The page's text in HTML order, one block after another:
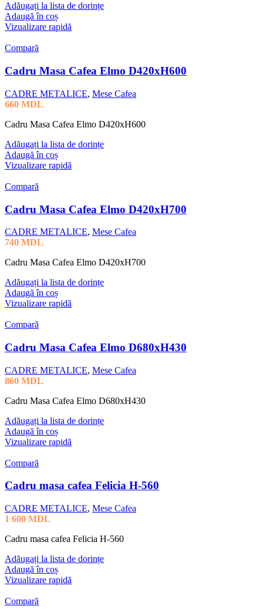
Adăugați la lista de dorințe
Adaugă în coș
Vizualizare rapidă
Compară
Cadru Masa Cafea Elmo D420xH600
CADRE METALICE, Mese Cafea
660 MDL
Cadru Masa Cafea Elmo D420xH600
Adăugați la lista de dorințe
Adaugă în coș
Vizualizare rapidă
Compară
Cadru Masa Cafea Elmo D420xH700
CADRE METALICE, Mese Cafea
740 MDL
Cadru Masa Cafea Elmo D420xH700
Adăugați la lista de dorințe
Adaugă în coș
Vizualizare rapidă
Compară
Cadru Masa Cafea Elmo D680xH430
CADRE METALICE, Mese Cafea
860 MDL
Cadru Masa Cafea Elmo D680xH430
Adăugați la lista de dorințe
Adaugă în coș
Vizualizare rapidă
Compară
Cadru masa cafea Felicia H-560
CADRE METALICE, Mese Cafea
1 600 MDL
Cadru masa cafea Felicia H-560
Adăugați la lista de dorințe
Adaugă în coș
Vizualizare rapidă
Compară